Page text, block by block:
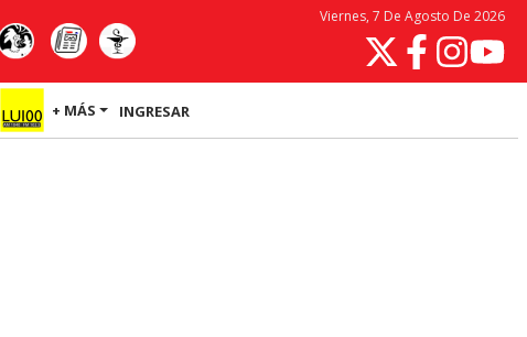
Viernes, 7 De Agosto De 2026
+ MÁS INGRESAR